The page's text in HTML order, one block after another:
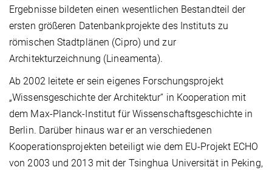
Ergebnisse bildeten einen wesentlichen Bestandteil der
ersten größeren Datenbankprojekte des Instituts zu
römischen Stadtplänen (Cipro) und zur
Architekturzeichnung (Lineamenta).
Ab 2002 leitete er sein eigenes Forschungsprojekt
„Wissensgeschichte der Architektur“ in Kooperation mit
dem Max-Planck-Institut für Wissenschaftsgeschichte in
Berlin. Darüber hinaus war er an verschiedenen
Kooperationsprojekten beteiligt wie dem EU-Projekt ECHO
von 2003 und 2013 mit der Tsinghua Universität in Peking,